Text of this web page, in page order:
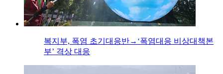
복지부, 폭염 초기대응반→‘폭염대응 비상대책본
부’ 격상 대응